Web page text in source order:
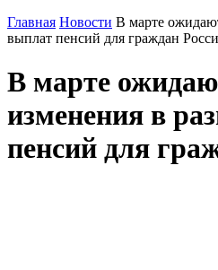
Главная Новости В марте
выплат пенсий для граждан
В марте
изменения в
пенсий для